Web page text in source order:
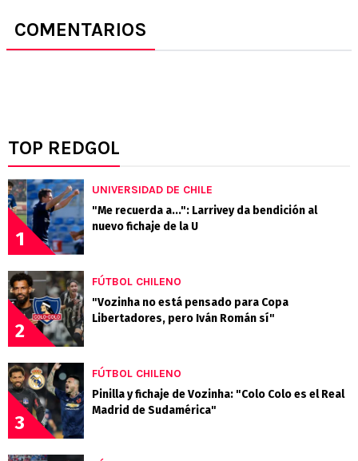
COMENTARIOS
TOP REDGOL
1
UNIVERSIDAD DE CHILE
"Me recuerda a...": Larrivey da bendición al
nuevo fichaje de la U
2
FÚTBOL CHILENO
"Vozinha no está pensado para Copa
Libertadores, pero Iván Román sí"
3
FÚTBOL CHILENO
Pinilla y fichaje de Vozinha: "Colo Colo es el Real
Madrid de Sudamérica"